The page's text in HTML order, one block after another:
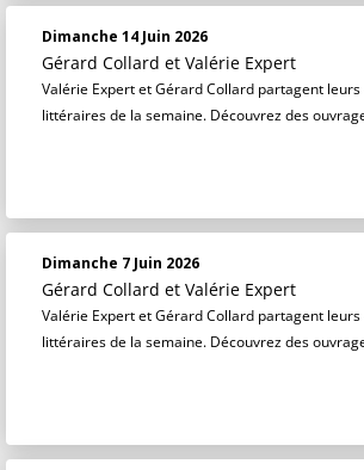
Dimanche 14 Juin 2026
Gérard Collard et Valérie Expert
Valérie Expert et Gérard Collard partagent
littéraires de la semaine. Découvrez des
Dimanche 7 Juin 2026
Gérard Collard et Valérie Expert
Valérie Expert et Gérard Collard partagent
littéraires de la semaine. Découvrez des